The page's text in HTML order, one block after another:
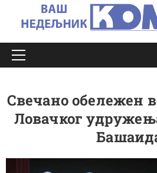
Примарy
Свечано обележен
Ловачког